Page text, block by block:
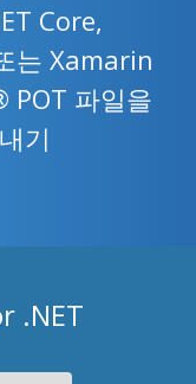
Core,
는 Xamarin
POT 파일을
기
.NET